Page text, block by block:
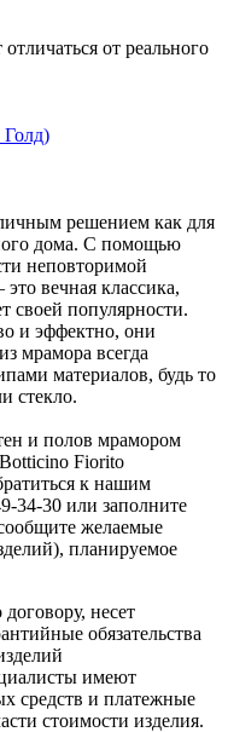
от реального
решением как для
дома. С помощью
неповторимой
вечная классика,
своей популярности.
и эффектно, они
мрамора всегда
материалов, будь то
стекло.
и полов мрамором
Fiorito
к нашим
34-30 или заполните
желаемые
планируемое
несет
обязательства
имеют
средств и платежные
стоимости изделия.